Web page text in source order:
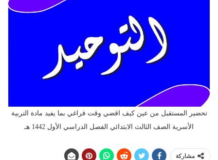
تحضير المستقبل من عين كيف اقضي وقت فراغي بما يفيد مادة التربية
الأسرية الصف الثالث الابتدائي الفصل الدراسي الأول 1442 هـ
مشاركة